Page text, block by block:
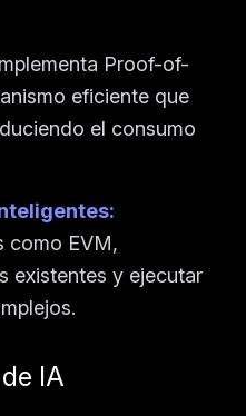
Proof-of-
eficiente que
el consumo
como EVM,
existentes y ejecutar
IA